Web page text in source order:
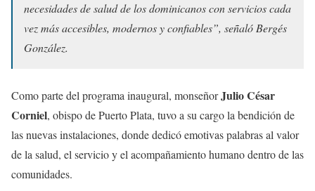
necesidades de salud de los dominicanos con servicios cada
vez más accesibles, modernos y confiables”, señaló Bergés
González.
Como parte del programa inaugural, monseñorJulio César
Corniel, obispo de Puerto Plata, tuvo a su cargo la bendición de
las nuevas instalaciones, donde dedicó emotivas palabras al valor
de la salud, el servicio y el acompañamiento humano dentro de las
comunidades.